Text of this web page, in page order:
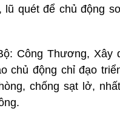
quét để chủ động
Công Thương, Xây
chủ động chỉ đạo
chống sạt lở,